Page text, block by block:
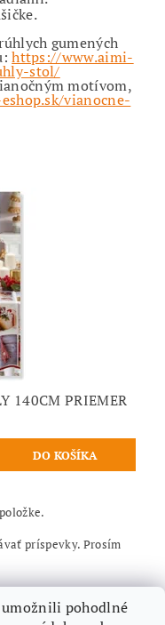
gumených
https://www.aimi-
stol/
motívom,
vianocne-
140CM PRIEMER
príspevky. Prosím
umožnili pohodlné